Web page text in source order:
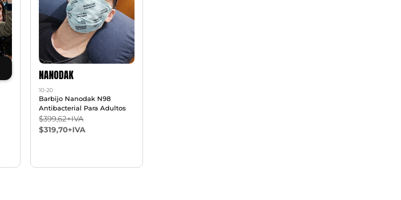
NANODAK
10-20
Barbijo Nanodak N98
Antibacterial Para Adultos
$399,62+IVA
$319,70+IVA